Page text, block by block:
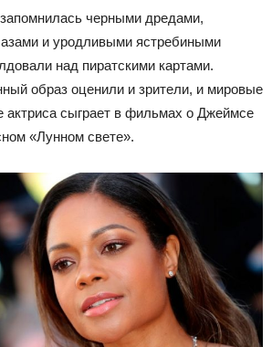
черными дредами,
и уродливыми ястребиными
над пиратскими картами.
образ оценили и зрители, и мировые
актриса сыграет в фильмах о Джеймсе
«Лунном свете».